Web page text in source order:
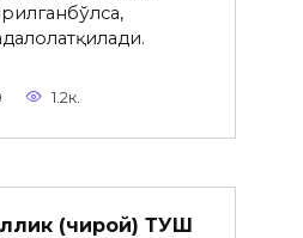
1.2к.
(чирой) ТУШ